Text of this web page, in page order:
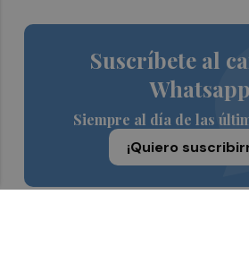
Suscríbete al
Whatsapp
Siempre al día de las
¡Quiero